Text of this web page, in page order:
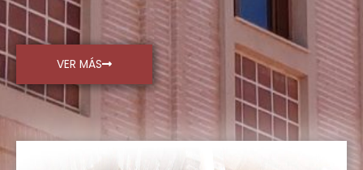
VER MÁS